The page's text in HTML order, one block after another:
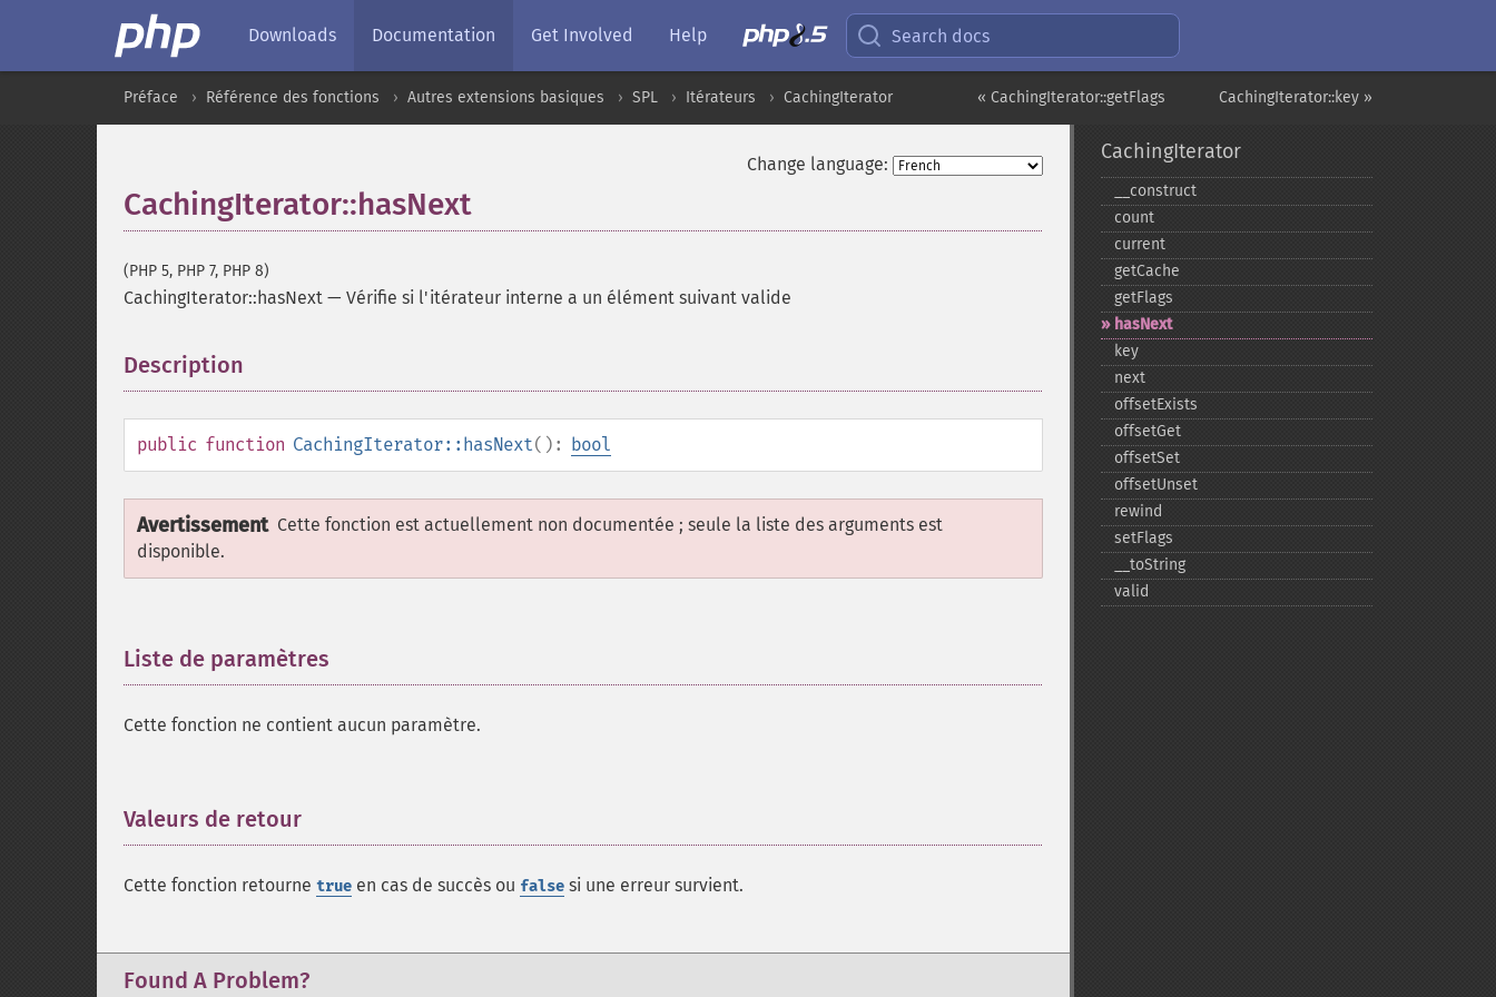
Downloads Documentation Get Involved Help Search docs
CachingIterator::key »
« CachingIterator::getFlags
Préface Référence des fonctions Autres extensions basiques SPL Itérateurs CachingIterator
Change language:
CachingIterator::hasNext
(PHP 5, PHP 7, PHP 8)
CachingIterator::hasNext — Vérifie si l'itérateur interne a un élément suivant valide
Description
public function CachingIterator::hasNext(): bool
Avertissement Cette fonction est actuellement non documentée ; seule la liste des arguments est
disponible.
Liste de paramètres
Cette fonction ne contient aucun paramètre.
Valeurs de retour
Cette fonction retourne true en cas de succès ou false si une erreur survient.
Found A Problem?
CachingIterator
_​_​construct
count
current
getCache
getFlags
hasNext
key
next
offsetExists
offsetGet
offsetSet
offsetUnset
rewind
setFlags
_​_​toString
valid